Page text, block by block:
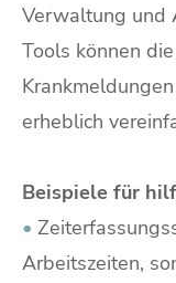
Verwaltung und
Tools können
erheblich
Beispiele für
•
Arbeitszeiten,